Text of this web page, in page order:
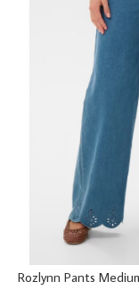
Rozlynn Pants